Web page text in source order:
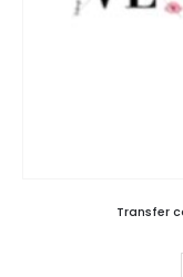
Transfer